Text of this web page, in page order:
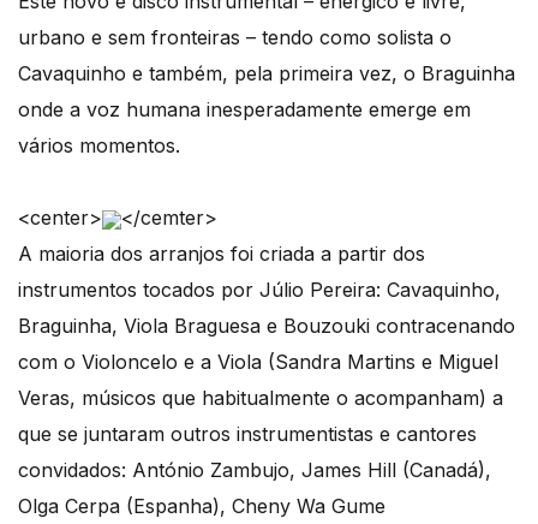
urbano e sem fronteiras – tendo como solista o
Cavaquinho e também, pela primeira vez, o Braguinha
onde a voz humana inesperadamente emerge em
vários momentos.
<center>
</cemter>
A maioria dos arranjos foi criada a partir dos
instrumentos tocados por Júlio Pereira: Cavaquinho,
Braguinha, Viola Braguesa e Bouzouki contracenando
com o Violoncelo e a Viola (Sandra Martins e Miguel
Veras, músicos que habitualmente o acompanham) a
que se juntaram outros instrumentistas e cantores
convidados: António Zambujo, James Hill (Canadá),
Olga Cerpa (Espanha), Cheny Wa Gume